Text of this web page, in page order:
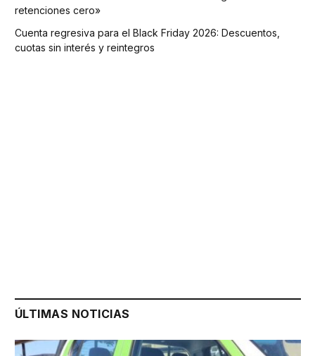
retenciones cero»
Cuenta regresiva para el Black Friday 2026: Descuentos,
cuotas sin interés y reintegros
ÚLTIMAS NOTICIAS